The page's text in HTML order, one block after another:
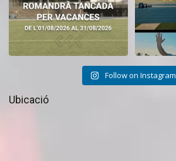
Follow on Instagram
Ubicació